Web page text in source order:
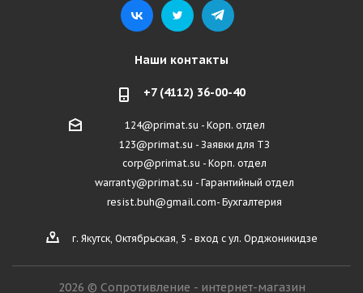
Наши контакты
+7 (4112) 36-00-40
124@primat.su - Корп. отдел
123@primat.su - Заявки для ТЗ
corp@primat.su - Корп. отдел
warranty@primat.su - Гарантийный отдел
resist.buh@gmail.com- Бухгалтерия
г. Якутск, Октябрьская, 5 - вход с ул. Орджоникидзе
2026 © Сопротивление - интернет-магазин